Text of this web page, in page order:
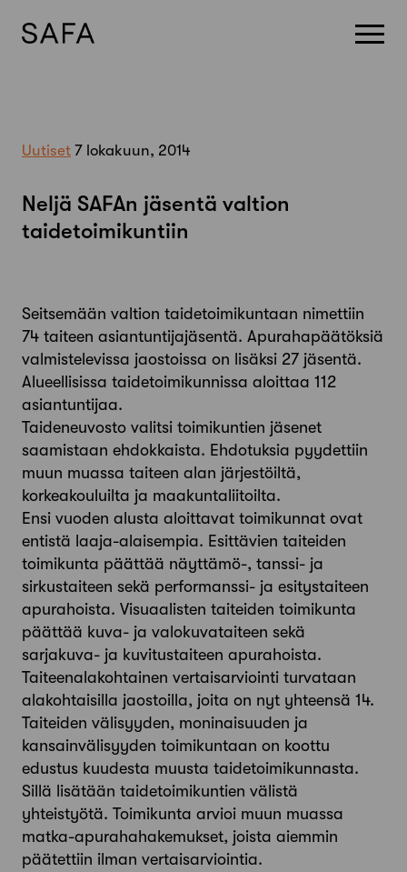
Uutiset 7 lokakuun, 2014
Neljä SAFAn jäsentä valtion
taidetoimikuntiin
Seitsemään valtion taidetoimikuntaan nimettiin
74 taiteen asiantuntijajäsentä. Apurahapäätöksiä
valmistelevissa jaostoissa on lisäksi 27 jäsentä.
Alueellisissa taidetoimikunnissa aloittaa 112
asiantuntijaa.
Taideneuvosto valitsi toimikuntien jäsenet
saamistaan ehdokkaista. Ehdotuksia pyydettiin
muun muassa taiteen alan järjestöiltä,
korkeakouluilta ja maakuntaliitoilta.
Ensi vuoden alusta aloittavat toimikunnat ovat
entistä laaja-alaisempia. Esittävien taiteiden
toimikunta päättää näyttämö-, tanssi- ja
sirkustaiteen sekä performanssi- ja esitystaiteen
apurahoista. Visuaalisten taiteiden toimikunta
päättää kuva- ja valokuvataiteen sekä
sarjakuva- ja kuvitustaiteen apurahoista.
Taiteenalakohtainen vertaisarviointi turvataan
alakohtaisilla jaostoilla, joita on nyt yhteensä 14.
Taiteiden välisyyden, moninaisuuden ja
kansainvälisyyden toimikuntaan on koottu
edustus kuudesta muusta taidetoimikunnasta.
Sillä lisätään taidetoimikuntien välistä
yhteistyötä. Toimikunta arvioi muun muassa
matka-apurahahakemukset, joista aiemmin
päätettiin ilman vertaisarviointia.